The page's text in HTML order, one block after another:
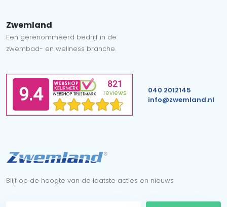
Zwemland
Een gerenommeerd bedrijf in de
zwembad- en wellness branche.
040 2012145
info@zwemland.nl
Blijf op de hoogte van de laatste acties en nieuws